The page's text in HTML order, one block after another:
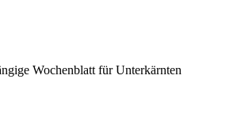
Wochenblatt für Unterkärnten